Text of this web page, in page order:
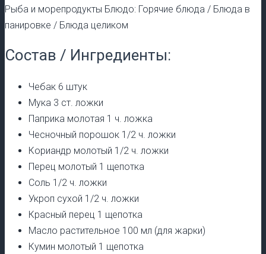
Рыба и морепродукты Блюдо: Горячие блюда / Блюда в
панировке / Блюда целиком
Состав / Ингредиенты:
Чебак 6 штук
Мука 3 ст. ложки
Паприка молотая 1 ч. ложка
Чесночный порошок 1/2 ч. ложки
Кориандр молотый 1/2 ч. ложки
Перец молотый 1 щепотка
Соль 1/2 ч. ложки
Укроп сухой 1/2 ч. ложки
Красный перец 1 щепотка
Масло растительное 100 мл (для жарки)
Кумин молотый 1 щепотка